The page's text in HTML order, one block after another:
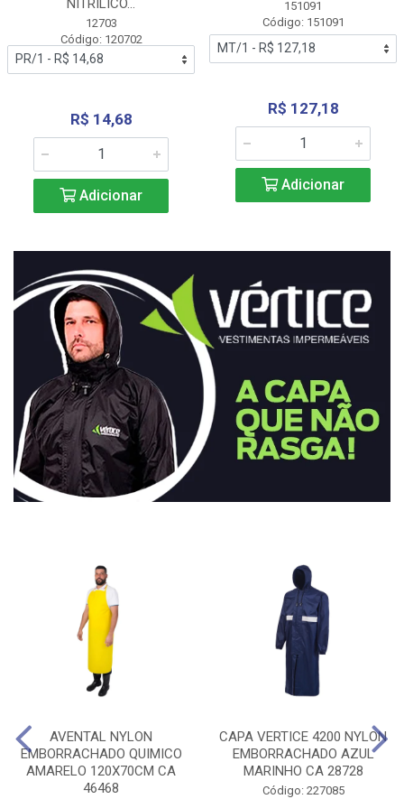
NITRÍLICO...
12703
Código: 120702
R$ 14,68
Adicionar
151091
Código: 151091
R$ 127,18
Adicionar
AVENTAL NYLON
EMBORRACHADO QUIMICO
AMARELO 120X70CM CA
46468
CAPA VERTICE 4200 NYLON
EMBORRACHADO AZUL
MARINHO CA 28728
Código: 227085